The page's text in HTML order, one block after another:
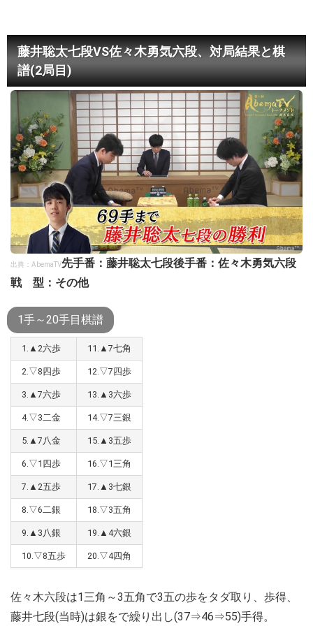
藤井聡太七段VS佐々木勇気六段、対局結果と棋
譜(2局目)
出典：AbemaTV先手番：藤井聡太七段後手番：佐々木勇気六段
戦 型：その他
1手～20手目棋譜
1.▲2六歩 11.▲7七角
2.▽8四歩 12.▽7四歩
3.▲7六歩 13.▲3六歩
4.▽3二金 14.▽7三銀
5.▲7八金 15.▲3五歩
6.▽1四歩 16.▽1三角
7.▲2五歩 17.▲3七銀
8.▽6二銀 18.▽3五角
9.▲3八銀 19.▲4六銀
10.▽8五歩 20.▽4四角
佐々木六段は1三角～3五角で3五の歩をタダ取り、歩得、
藤井七段(当時)は銀をで繰り出し(37⇒46⇒55)手得。